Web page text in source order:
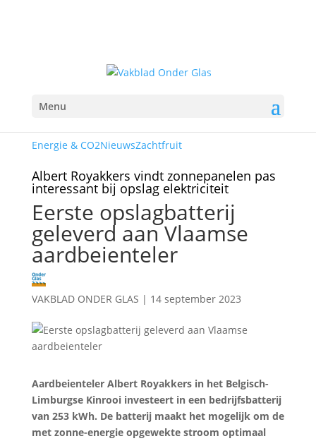
Menu
Energie & CO2NieuwsZachtfruit
Albert Royakkers vindt zonnepanelen pas
interessant bij opslag elektriciteit
Eerste opslagbatterij
geleverd aan Vlaamse
aardbeienteler
VAKBLAD ONDER GLAS | 14 september 2023
Aardbeienteler Albert Royakkers in het Belgisch-
Limburgse Kinrooi investeert in een bedrijfsbatterij
van 253 kWh. De batterij maakt het mogelijk om de
met zonne-energie opgewekte stroom optimaal